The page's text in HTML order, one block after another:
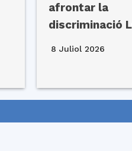
afrontar la
discriminació
8 Juliol 2026